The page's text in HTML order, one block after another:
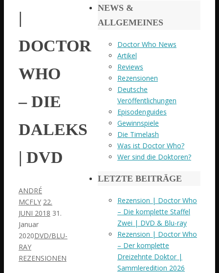
|
DOCTOR
WHO
– DIE
DALEKS
| DVD
ANDRÉ
MCFLY 22.
JUNI 2018 31.
Januar
2020DVD/BLU-
RAY
REZENSIONEN
NEWS &
ALLGEMEINES
Doctor Who News
Artikel
Reviews
Rezensionen
Deutsche
Veröffentlichungen
Episodenguides
Gewinnspiele
Die Timelash
Was ist Doctor Who?
Wer sind die Doktoren?
LETZTE BEITRÄGE
Rezension | Doctor Who
– Die komplette Staffel
Zwei | DVD & Blu-ray
Rezension | Doctor Who
– Der komplette
Dreizehnte Doktor |
Sammleredition 2026